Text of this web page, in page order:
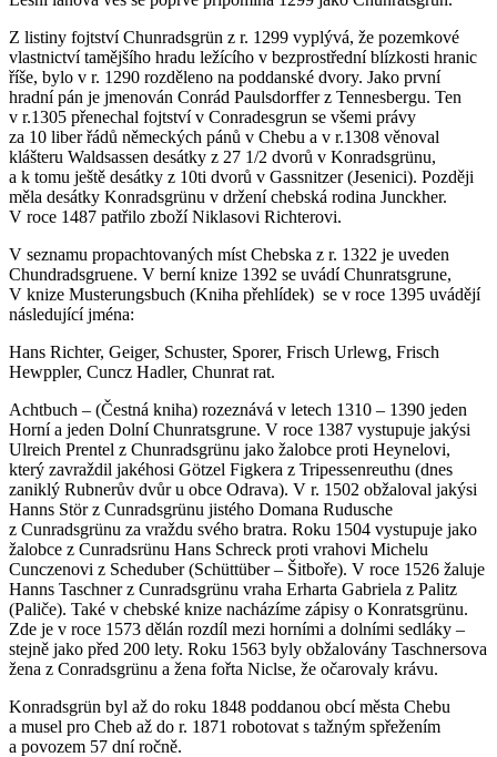
Z listiny fojtství Chunradsgrün z r. 1299 vyplývá, že pozemkové
vlastnictví tamějšího hradu ležícího v bezprostřední blízkosti hranic
říše, bylo v r. 1290 rozděleno na poddanské dvory. Jako první
hradní pán je jmenován Conrád Paulsdorffer z Tennesbergu. Ten
v r.1305 přenechal fojtství v Conradesgrun se všemi právy
za 10 liber řádů německých pánů v Chebu a v r.1308 věnoval
klášteru Waldsassen desátky z 27 1/2 dvorů v Konradsgrünu,
a k tomu ještě desátky z 10ti dvorů v Gassnitzer (Jesenici). Později
měla desátky Konradsgrünu v držení chebská rodina Junckher.
V roce 1487 patřilo zboží Niklasovi Richterovi.
V seznamu propachtovaných míst Chebska z r. 1322 je uveden
Chundradsgruene. V berní knize 1392 se uvádí Chunratsgrune,
V knize Musterungsbuch (Kniha přehlídek) se v roce 1395 uvádějí
následující jména:
Hans Richter, Geiger, Schuster, Sporer, Frisch Urlewg, Frisch
Hewppler, Cuncz Hadler, Chunrat rat.
Achtbuch – (Čestná kniha) rozeznává v letech 1310 – 1390 jeden
Horní a jeden Dolní Chunratsgrune. V roce 1387 vystupuje jakýsi
Ulreich Prentel z Chunradsgrünu jako žalobce proti Heynelovi,
který zavraždil jakéhosi Götzel Figkera z Tripessenreuthu (dnes
zaniklý Rubnerův dvůr u obce Odrava). V r. 1502 obžaloval jakýsi
Hanns Stör z Cunradsgrünu jistého Domana Rudusche
z Cunradsgrünu za vraždu svého bratra. Roku 1504 vystupuje jako
žalobce z Cunradsrünu Hans Schreck proti vrahovi Michelu
Cunczenovi z Scheduber (Schüttüber – Šitboře). V roce 1526 žaluje
Hanns Taschner z Cunradsgrünu vraha Erharta Gabriela z Palitz
(Paliče). Také v chebské knize nacházíme zápisy o Konratsgrünu.
Zde je v roce 1573 dělán rozdíl mezi horními a dolními sedláky –
stejně jako před 200 lety. Roku 1563 byly obžalovány Taschnersova
žena z Conradsgrünu a žena fořta Niclse, že očarovaly krávu.
Konradsgrün byl až do roku 1848 poddanou obcí města Chebu
a musel pro Cheb až do r. 1871 robotovat s tažným spřežením
a povozem 57 dní ročně.